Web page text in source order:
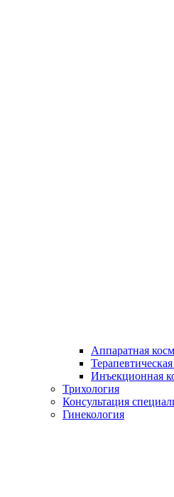
Аппаратная
Инъекционная
Трихология
Консультация
Гинекология